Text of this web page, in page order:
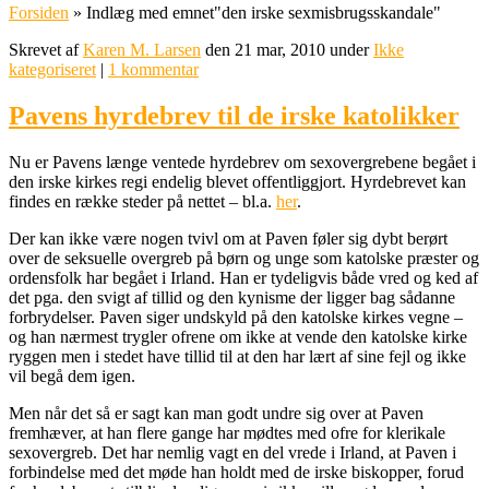
Forsiden » Indlæg med emnet"den irske sexmisbrugsskandale"
Skrevet afKaren M. Larsen den 21 mar, 2010 underIkke
kategoriseret | 1 kommentar
Pavens hyrdebrev til de irske katolikker
Nu er Pavens længe ventede hyrdebrev om sexovergrebene begået i
den irske kirkes regi endelig blevet offentliggjort. Hyrdebrevet kan
findes en række steder på nettet – bl.a. her.
Der kan ikke være nogen tvivl om at Paven føler sig dybt berørt
over de seksuelle overgreb på børn og unge som katolske præster og
ordensfolk har begået i Irland. Han er tydeligvis både vred og ked af
det pga. den svigt af tillid og den kynisme der ligger bag sådanne
forbrydelser. Paven siger undskyld på den katolske kirkes vegne –
og han nærmest trygler ofrene om ikke at vende den katolske kirke
ryggen men i stedet have tillid til at den har lært af sine fejl og ikke
vil begå dem igen.
Men når det så er sagt kan man godt undre sig over at Paven
fremhæver, at han flere gange har mødtes med ofre for klerikale
sexovergreb. Det har nemlig vagt en del vrede i Irland, at Paven i
forbindelse med det møde han holdt med de irske biskopper, forud